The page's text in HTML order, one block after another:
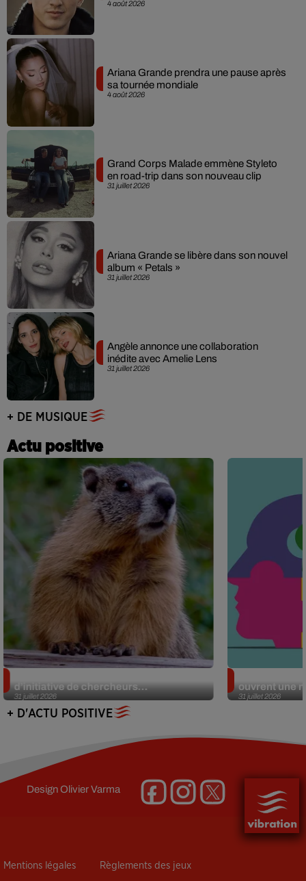
4 août 2026
4 août 2026
Ariana Grande prendra une pause après
sa tournée mondiale
31 juillet 2026
Grand Corps Malade emmène Styleto
en road-trip dans son nouveau clip
31 juillet 2026
Ariana Grande se libère dans son nouvel
album « Petals »
31 juillet 2026
Angèle annonce une collaboration
inédite avec Amelie Lens
+ DE MUSIQUE
Actu positive
31 juillet 2026
d’initiative de chercheurs...
31 juillet 2026
ouvrent une
+ D'ACTU POSITIVE
DesignOlivier Varma
Mentions légales Règlements des jeux